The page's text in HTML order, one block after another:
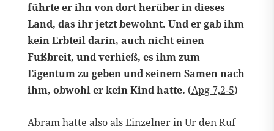
führte er ihn von dort herüber in dieses
Land, das ihr jetzt bewohnt. Und er gab ihm
kein Erbteil darin, auch nicht einen
Fußbreit, und verhieß, es ihm zum
Eigentum zu geben und seinem Samen nach
ihm, obwohl er kein Kind hatte. (Apg 7,2-5)
Abram hatte also als Einzelner in Ur den Ruf